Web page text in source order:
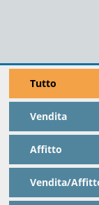
Tutto
Vendita
Affitto
Vendita/